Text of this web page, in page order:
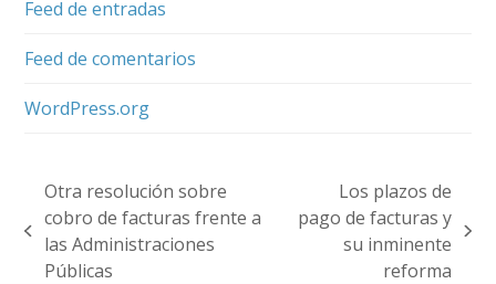
Feed de entradas
Feed de comentarios
WordPress.org
previous
post:
Otra resolución sobre
cobro de facturas frente a
las Administraciones
Públicas
Los plazos de
pago de facturas y
su inminente
reforma